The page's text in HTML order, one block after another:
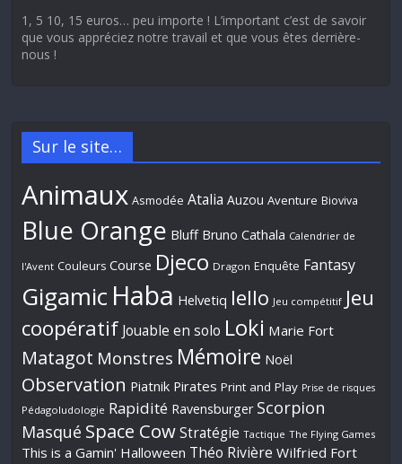
1, 5 10, 15 euros… peu importe ! L’important c’est de savoir
que vous appréciez notre travail et que vous êtes derrière-
nous !
Sur le site…
Animaux Asmodée Atalia Auzou Aventure Bioviva
Blue Orange Bluff Bruno Cathala Calendrier de
l'Avent Couleurs Course Djeco Dragon Enquête Fantasy
Gigamic Haba Helvetiq Iello Jeu compétitif Jeu
coopératif Jouable en solo Loki Marie Fort
Matagot Monstres Mémoire Noël
Observation Piatnik Pirates Print and Play Prise de risques
Pédagoludologie Rapidité Ravensburger Scorpion
Masqué Space Cow Stratégie Tactique The Flying Games
This is a Gamin' Halloween Théo Rivière Wilfried Fort